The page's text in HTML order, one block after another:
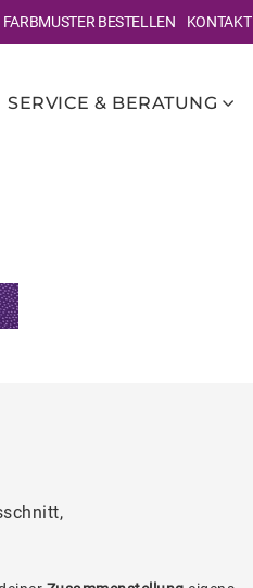
FARBMUSTER BESTELLEN KONTAKT
SERVICE & BERATUNG